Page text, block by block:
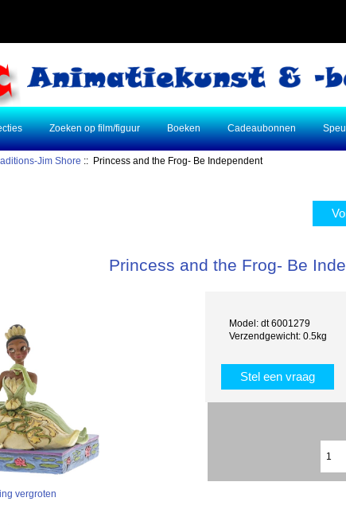
Zoeken op film/figuur Boeken Cadeaubonnen
Jim Shore :: Princess and the Frog- Be Independent
Princess and the Frog- Be
vergroten
Model: dt 6001279
Verzendgewicht: 0.5kg
Stel een vraag